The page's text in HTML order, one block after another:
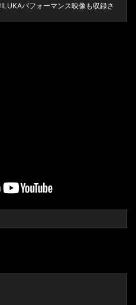
パフォーマンス映像も収録さ